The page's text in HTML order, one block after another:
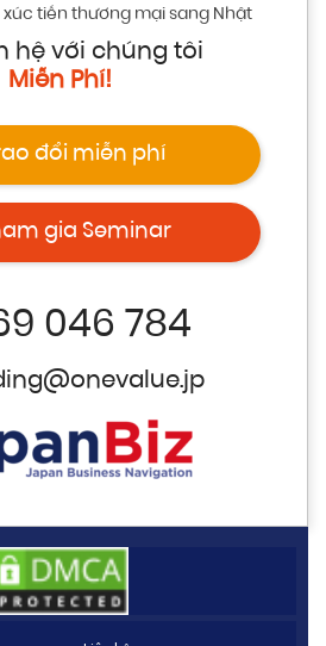
xúc tiến thương mại sang Nhật
hệ với chúng tôi
Miễn Phí!
đổi miễn phí
gia Seminar
046 784